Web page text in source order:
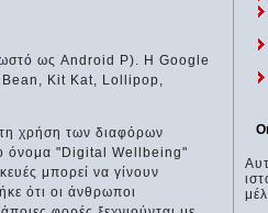
ως Android P). Η Google
Bean, Kit Kat, Lollipop,
χρήση των διαφόρων
όνομα "Digital Wellbeing"
μπορεί να γίνουν
ότι οι άνθρωποι